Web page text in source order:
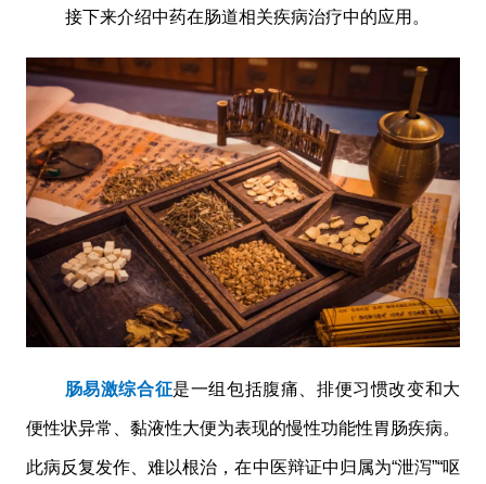
接下来介绍中药在肠道相关疾病治疗中的应用。
肠易激综合征是一组包括腹痛、排便习惯改变和大
便性状异常、黏液性大便为表现的慢性功能性胃肠疾病。
此病反复发作、难以根治，在中医辩证中归属为“泄泻”“呕